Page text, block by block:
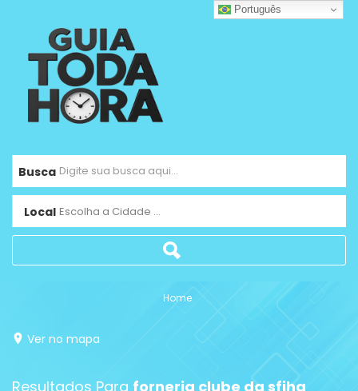
Busca
Local Escolha a Cidade ...
Home
Ver no mapa
Resultados Para forneria clube da sfiha
Português